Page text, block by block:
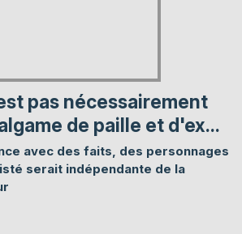
pas nécessairement
de paille et d'ex...
avec des faits, des personnages
serait indépendante de la